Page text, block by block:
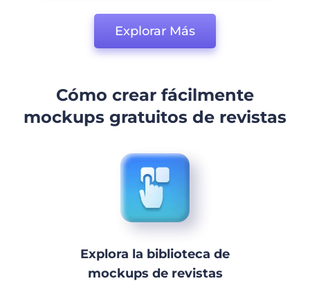
Explorar Más
Cómo crear fácilmente
mockups gratuitos de revistas
Explora la biblioteca de
mockups de revistas